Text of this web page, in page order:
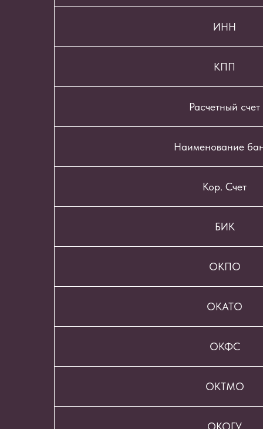
ИНН
КПП
Расчетный счет
Наименование
Кор. Счет
БИК
ОКПО
ОКАТО
ОКФС
ОКТМО
ОКОГУ